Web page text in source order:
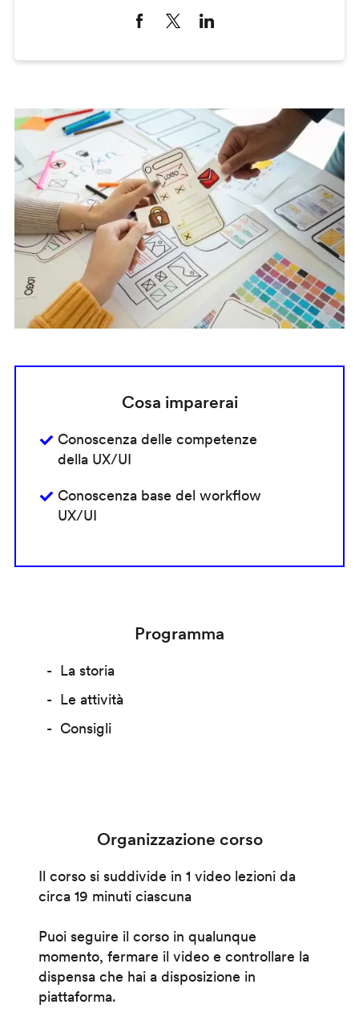
Cosa imparerai
Conoscenza delle competenze
della UX/UI
Conoscenza base del workflow
UX/UI
Programma
La storia
Le attività
Consigli
Organizzazione corso
Il corso si suddivide in 1 video lezioni da
circa 19 minuti ciascuna
Puoi seguire il corso in qualunque
momento, fermare il video e controllare la
dispensa che hai a disposizione in
piattaforma.